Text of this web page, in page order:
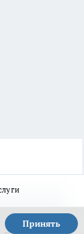
Принять